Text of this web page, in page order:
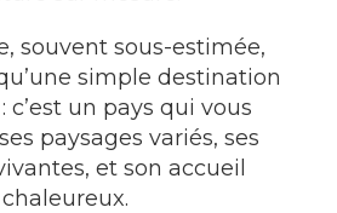
souvent sous-estimée,
simple destination
c’est un pays qui vous
paysages variés, ses
et son accueil
chaleureux.